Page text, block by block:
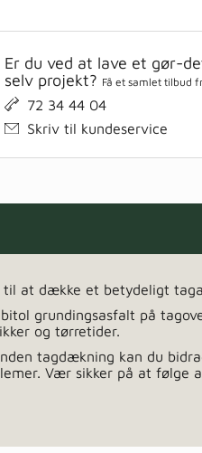
Er du ved at lave et gør-
selv projekt? Få et samlet tilbud
72 34 44 04
Skriv til kundeservice
at dække et betydeligt
grundingsasfalt på
og tørretider.
tagdækning kan du
Vær sikker på at følge